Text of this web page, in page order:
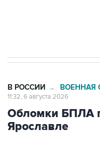
В РОССИИ → ВОЕННАЯ
11:32, 6 августа 2026
Обломки БПЛА
Ярославле